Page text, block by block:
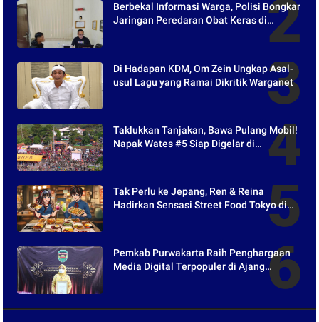
Berbekal Informasi Warga, Polisi Bongkar
Jaringan Peredaran Obat Keras di
Di Hadapan KDM, Om Zein Ungkap Asal-
usul Lagu yang Ramai Dikritik Warganet
Taklukkan Tanjakan, Bawa Pulang Mobil!
Napak Wates #5 Siap Digelar di
Tak Perlu ke Jepang, Ren & Reina
Hadirkan Sensasi Street Food Tokyo di
Pemkab Purwakarta Raih Penghargaan
Media Digital Terpopuler di Ajang